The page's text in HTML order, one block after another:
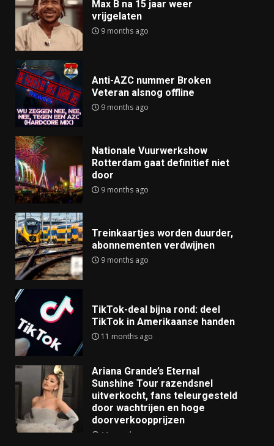
Max B na 15 jaar weer
vrijgelaten
9 months ago
Anti-AZC nummer Broken
Veteran alsnog offline
9 months ago
Nationale Vuurwerkshow
Rotterdam gaat definitief niet
door
9 months ago
Treinkaartjes worden duurder,
abonnementen verdwijnen
9 months ago
TikTok-deal bijna rond: deel
TikTok in Amerikaanse handen
11 months ago
Ariana Grande’s Eternal
Sunshine Tour razendsnel
uitverkocht, fans teleurgesteld
door wachtrijen en hoge
doorverkoopprijzen
11 months ago